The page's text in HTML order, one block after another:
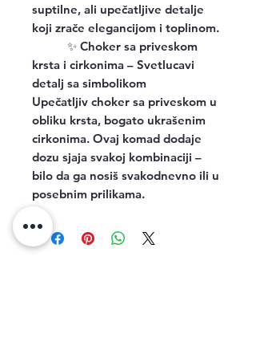
suptilne, ali upečatljive detalje
koji zrače elegancijom i toplinom.
✨ Choker sa priveskom
krsta i cirkonima – Svetlucavi
detalj sa simbolikom
Upečatljiv choker sa priveskom u
obliku krsta, bogato ukrašenim
cirkonima. Ovaj komad dodaje
dozu sjaja svakoj kombinaciji –
bilo da ga nosiš svakodnevno ili u
posebnim prilikama.